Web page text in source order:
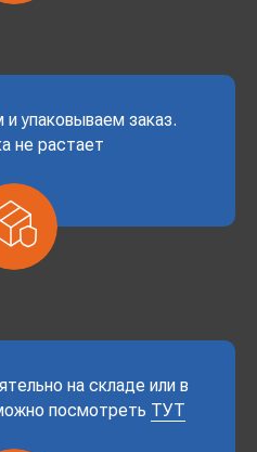
упаковываем заказ.
не растает
на складе или в
посмотреть ТУТ